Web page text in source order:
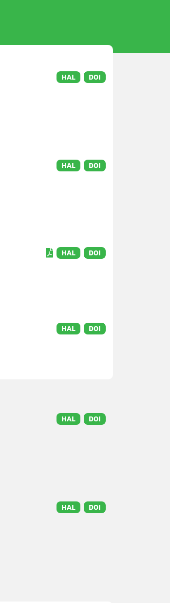
HAL DOI
HAL DOI
HAL DOI
HAL DOI
HAL DOI
HAL DOI